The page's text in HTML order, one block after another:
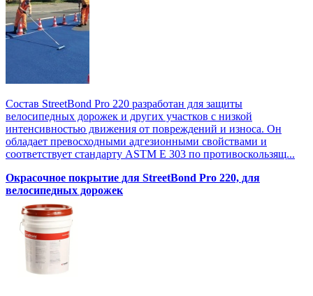
Состав StreetBond Pro 220 разработан для защиты
велосипедных дорожек и других участков с низкой
интенсивностью движения от повреждений и износа. Он
обладает превосходными адгезионными свойствами и
соответствует стандарту ASTM E 303 по противоскользящ...
Окрасочное покрытие для StreetBond Pro 220, для
велосипедных дорожек